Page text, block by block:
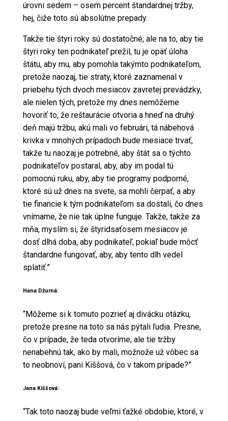
úrovni sedem – osem percent štandardnej tržby,
hej, čiže toto sú absolútne prepady.
Takže tie štyri roky sú dostatočné, ale na to, aby tie
štyri roky ten podnikateľ prežil, tu je opäť úloha
štátu, aby mu, aby pomohla takýmto podnikateľom,
pretože naozaj, tie straty, ktoré zaznamenal v
priebehu tých dvoch mesiacov zavretej prevádzky,
ale nielen tých, pretože my dnes nemôžeme
hovoriť to, že reštaurácie otvoria a hneď na druhý
deň majú tržbu, akú mali vo februári, tá nábehová
krivka v mnohých prípadoch bude mesiace trvať,
takže tu naozaj je potrebné, aby štát sa o týchto
podnikateľov postaral, aby, aby im podal tú
pomocnú ruku, aby, aby tie programy podporné,
ktoré sú už dnes na svete, sa mohli čerpať, a aby
tie financie k tým podnikateľom sa dostali, čo dnes
vnímame, že nie tak úplne funguje. Takže, takže za
mňa, myslím si, že štyridsaťosem mesiacov je
dosť dlhá doba, aby podnikateľ, pokiaľ bude môcť
štandardne fungovať, aby, aby tento dlh vedel
splatiť.”
Hana Džurná:
“Môžeme si k tomuto pozrieť aj divácku otázku,
pretože presne na toto sa nás pýtali ľudia. Presne,
čo v prípade, že teda otvoríme, ale tie tržby
nenabehnú tak, ako by mali, možnože už vôbec sa
to neobnoví, pani Kiššová, čo v takom prípade?”
Jana Kiššová:
“Tak toto naozaj bude veľmi ťažké obdobie, ktoré, v